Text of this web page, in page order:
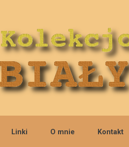
Linki O mnie Kontakt